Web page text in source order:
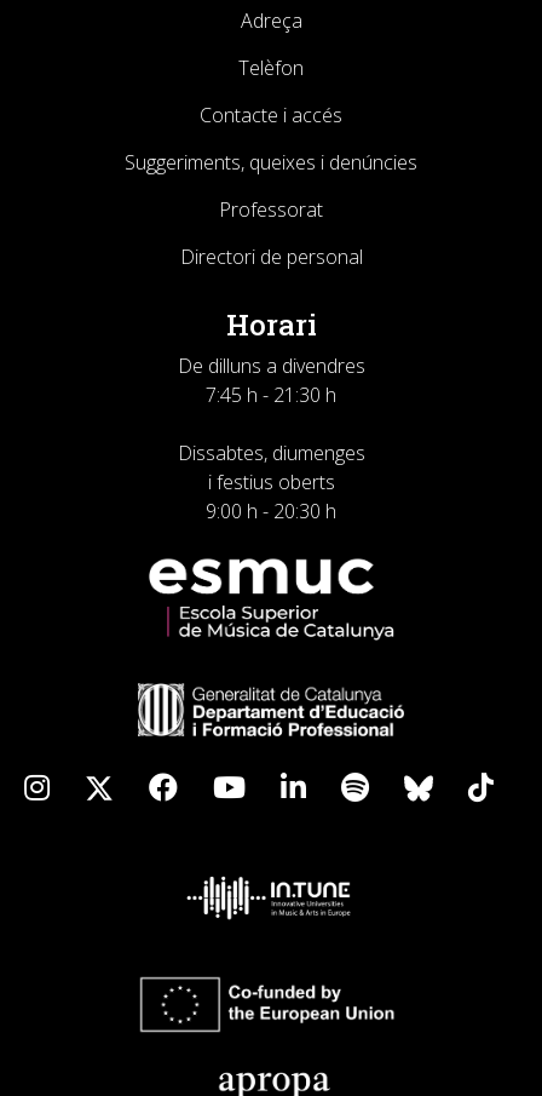
Adreça
Telèfon
Contacte i accés
Suggeriments, queixes i denúncies
Professorat
Directori de personal
Horari
De dilluns a divendres
7:45 h - 21:30 h
Dissabtes, diumenges
i festius oberts
9:00 h - 20:30 h